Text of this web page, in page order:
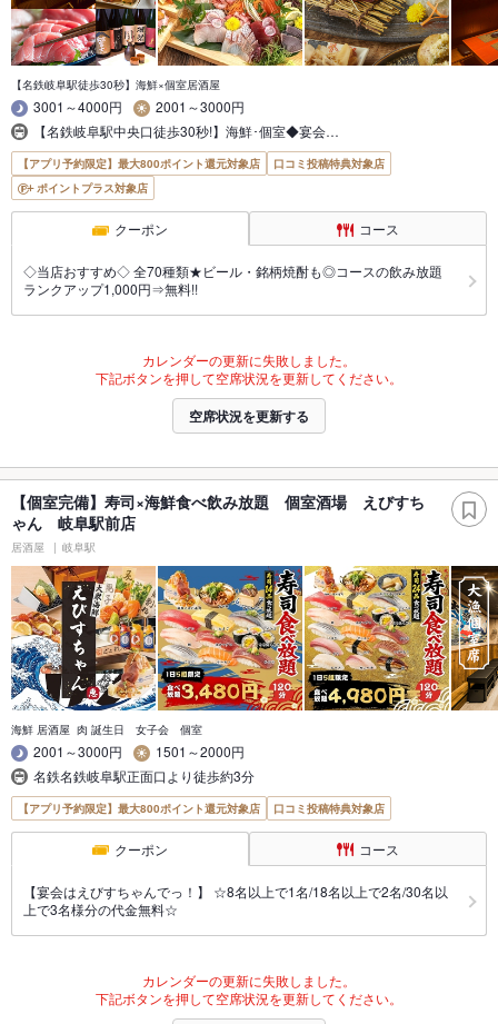
【名鉄岐阜駅徒歩30秒】海鮮×個室居酒屋
3001～4000円
2001～3000円
【名鉄岐阜駅中央口徒歩30秒!】海鮮･個室◆宴会…
【アプリ予約限定】最大800ポイント還元対象店
口コミ投稿特典対象店
ポイントプラス対象店
クーポン コース
◇当店おすすめ◇ 全70種類★ビール・銘柄焼酎も◎コースの飲み放題
ランクアップ1,000円⇒無料!!
カレンダーの更新に失敗しました。
下記ボタンを押して空席状況を更新してください。
空席状況を更新する
【個室完備】寿司×海鮮食べ飲み放題 個室酒場 えびすち
ゃん 岐阜駅前店
居酒屋 岐阜駅
海鮮 居酒屋 肉 誕生日 女子会 個室
2001～3000円
1501～2000円
名鉄名鉄岐阜駅正面口より徒歩約3分
【アプリ予約限定】最大800ポイント還元対象店 口コミ投稿特典対象店
クーポン コース
【宴会はえびすちゃんでっ！】 ☆8名以上で1名/18名以上で2名/30名以
上で3名様分の代金無料☆
カレンダーの更新に失敗しました。
下記ボタンを押して空席状況を更新してください。